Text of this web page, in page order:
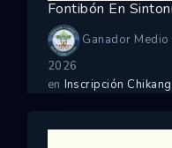
Fontibón En
Ganador Medio
2026
en Inscripción